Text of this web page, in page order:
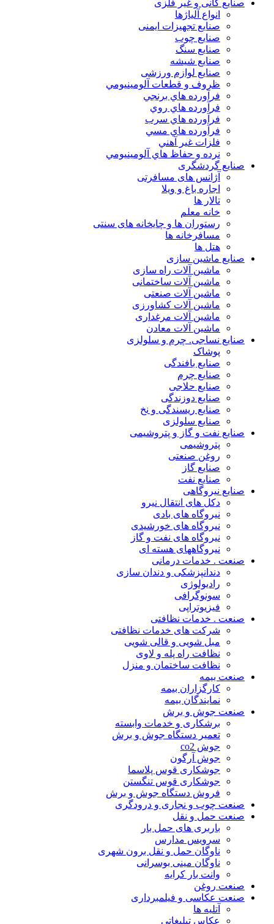
صنایع کانی و غیر فلزی
انواع آلياژها
صنایع تجهیزات ایمنی
صنایع چوب
صنایع سنگ
صنایع شیشه
صنایع لوازم ورزشی
ظروف و قطعات آلومينيومي
فرآورده هاي برنجي
فرآورده هاي روي
فرآورده هاي سرب
فرآورده هاي مسي
فلزات غير آهني
نرده و حفاظ هاي آلومينيومي
صنایع گردشگری
آژانس های مسافرتی
اجاره باغ و ویلا
تالار ها
خانه معلم
رستوران ها و چایخانه های سنتی
مسافرخانه ها
هتل ها
صنایع ماشین سازی
ماشین آلات راه سازی
ماشین آلات ساختمانی
ماشین آلات صنعتی
ماشین آلات کشاورزی
ماشین آلات مرغداری
ماشین آلات معادن
صنایع نساجی. چرم و سلولزی
پوشاک
صنایع بافندگی
صنایع چرم
صنایع حلاجی
صنایع دوزندگی
صنایع ریسندگی و نخ
صنایع سلولزی
صنایع نفت و گاز و پتروشیمی
پتروشیمی
روغن صنعتی
صنایع گاز
صنایع نفت
صنایع نیروگاهی
دکل های انتقال نیرو
نیروگاه های بادی
نیروگاه های خورشیدی
نیروگاه های نفت و گاز
نیروگاههای هسته ای
صنعت . خدمات درمانی
دندانپزشکی و دندان سازی
رادیولوژی
سونوگرافی
فیزیوتراپی
صنعت . خدمات نظافتی
شرکت های خدمات نظافتی
مبل شویی و قالی شویی
نظافت راه پله و لاوی
نظافت ساختمان و منزل
صنعت بیمه
کارگزاران بیمه
نمایندگان بیمه
صنعت جوش و برش
برشکاری و خدمات وابسته
تعمیر دستگاه جوش و برش
جوش co2
جوش آرگون
جوشکاری قوس پلاسما
جوشکاری قوس تنگستن
فروش دستگاه جوش و برش
صنعت چوب و نجاری و درودگری
صنعت حمل و نقل
باربری های حمل بار
سرویس مدارس
ناوگان حمل و نقل برون شهری
ناوگان مینی بوسرانی
وانت بار کرایه
صنعت روغن
صنعت عکاسی و فیلمبرداری
آتلیه ها
عکاس تبلیغاتی